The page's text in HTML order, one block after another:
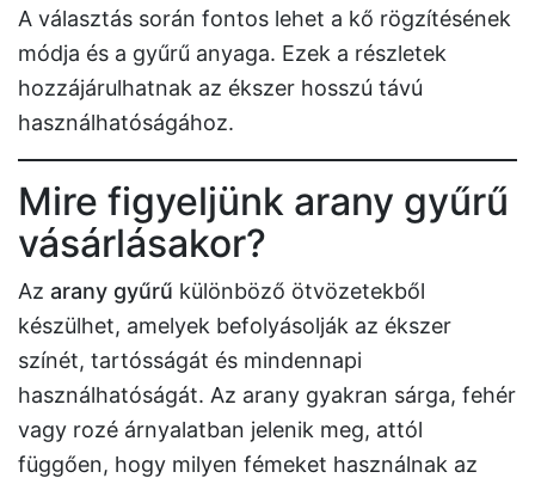
A választás során fontos lehet a kő rögzítésének
módja és a gyűrű anyaga. Ezek a részletek
hozzájárulhatnak az ékszer hosszú távú
használhatóságához.
Mire figyeljünk arany gyűrű
vásárlásakor?
Az arany gyűrű különböző ötvözetekből
készülhet, amelyek befolyásolják az ékszer
színét, tartósságát és mindennapi
használhatóságát. Az arany gyakran sárga, fehér
vagy rozé árnyalatban jelenik meg, attól
függően, hogy milyen fémeket használnak az